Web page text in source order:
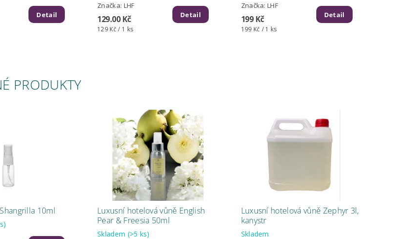
Detail
Značka: LHF
129.00 Kč
129 Kč / 1 ks
Detail
Značka:LHF
199 Kč
199 Kč / 1 ks
Detail
PRODUKTY
10ml
Luxusní hotelová vůně English
Pear & Freesia 50ml
Skladem (>5 ks)
Luxusní hotelová vůně Zephyr 3l,
kanystr
Skladem